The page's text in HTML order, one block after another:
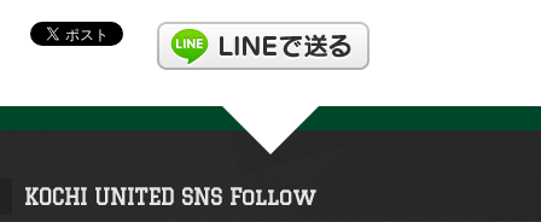
KOCHI UNITED SNS Follow